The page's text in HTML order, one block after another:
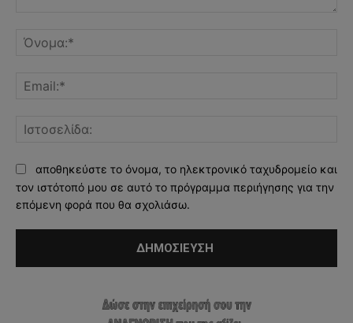
αποθηκεύστε το όνομα, το ηλεκτρονικό ταχυδρομείο και
τον ιστότοπό μου σε αυτό το πρόγραμμα περιήγησης για την
επόμενη φορά που θα σχολιάσω.